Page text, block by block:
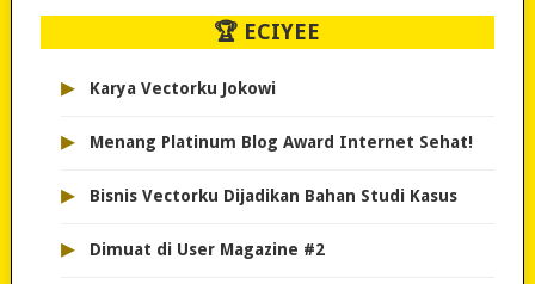
🏆 ECIYEE
▸ Karya Vectorku Jokowi
▸ Menang Platinum Blog Award Internet Sehat!
▸ Bisnis Vectorku Dijadikan Bahan Studi Kasus
▸ Dimuat di User Magazine #2